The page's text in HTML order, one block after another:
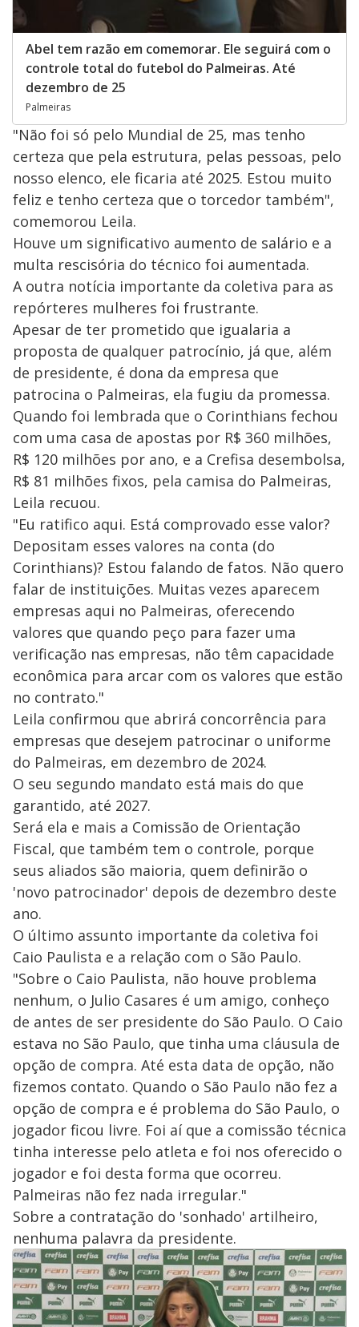
Abel tem razão em comemorar. Ele seguirá com o
controle total do futebol do Palmeiras. Até
dezembro de 25
Palmeiras
"Não foi só pelo Mundial de 25, mas tenho
certeza que pela estrutura, pelas pessoas, pelo
nosso elenco, ele ficaria até 2025. Estou muito
feliz e tenho certeza que o torcedor também",
comemorou Leila.
Houve um significativo aumento de salário e a
multa rescisória do técnico foi aumentada.
A outra notícia importante da coletiva para as
repórteres mulheres foi frustrante.
Apesar de ter prometido que igualaria a
proposta de qualquer patrocínio, já que, além
de presidente, é dona da empresa que
patrocina o Palmeiras, ela fugiu da promessa.
Quando foi lembrada que o Corinthians fechou
com uma casa de apostas por R$ 360 milhões,
R$ 120 milhões por ano, e a Crefisa desembolsa,
R$ 81 milhões fixos, pela camisa do Palmeiras,
Leila recuou.
"Eu ratifico aqui. Está comprovado esse valor?
Depositam esses valores na conta (do
Corinthians)? Estou falando de fatos. Não quero
falar de instituições. Muitas vezes aparecem
empresas aqui no Palmeiras, oferecendo
valores que quando peço para fazer uma
verificação nas empresas, não têm capacidade
econômica para arcar com os valores que estão
no contrato."
Leila confirmou que abrirá concorrência para
empresas que desejem patrocinar o uniforme
do Palmeiras, em dezembro de 2024.
O seu segundo mandato está mais do que
garantido, até 2027.
Será ela e mais a Comissão de Orientação
Fiscal, que também tem o controle, porque
seus aliados são maioria, quem definirão o
'novo patrocinador' depois de dezembro deste
ano.
O último assunto importante da coletiva foi
Caio Paulista e a relação com o São Paulo.
"Sobre o Caio Paulista, não houve problema
nenhum, o Julio Casares é um amigo, conheço
de antes de ser presidente do São Paulo. O Caio
estava no São Paulo, que tinha uma cláusula de
opção de compra. Até esta data de opção, não
fizemos contato. Quando o São Paulo não fez a
opção de compra e é problema do São Paulo, o
jogador ficou livre. Foi aí que a comissão técnica
tinha interesse pelo atleta e foi nos oferecido o
jogador e foi desta forma que ocorreu.
Palmeiras não fez nada irregular."
Sobre a contratação do 'sonhado' artilheiro,
nenhuma palavra da presidente.